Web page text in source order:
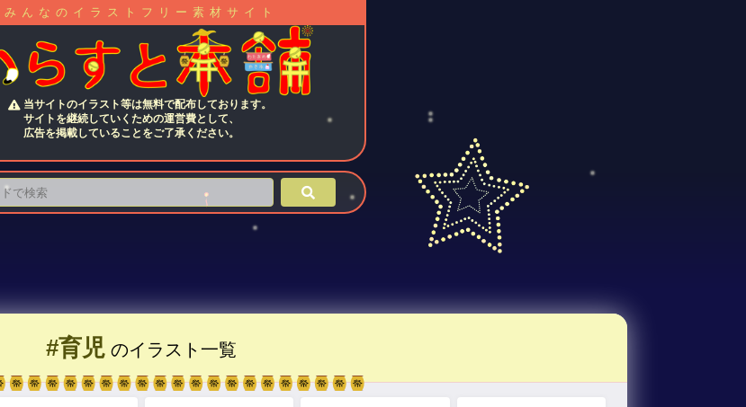
みんなのイラストフリー素材サイト
当サイトのイラスト等は無料で配布しております。
サイトを継続していくための運営費として、
広告を掲載していることをご了承ください。
#育児 のイラスト一覧